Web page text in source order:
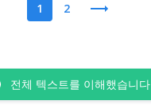
1 2
전체 텍스트를 이해했습니다